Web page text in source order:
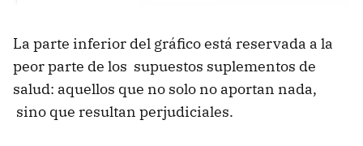
La parte inferior del gráfico está reservada a la
peor parte de los supuestos suplementos de
salud: aquellos que no solo no aportan nada,
sino que resultan perjudiciales.